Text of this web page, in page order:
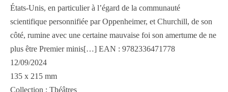
États-Unis, en particulier à l’égard de la communauté
scientifique personnifiée par Oppenheimer, et Churchill, de son
côté, rumine avec une certaine mauvaise foi son amertume de ne
plus être Premier minis[…] EAN : 9782336471778
12/09/2024
135 x 215 mm
Collection : Théâtres